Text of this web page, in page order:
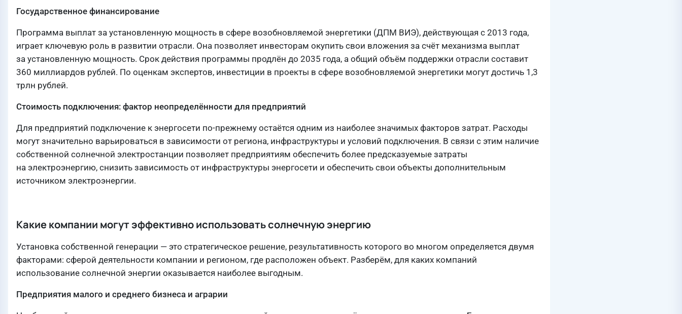
Государственное финансирование
Программа выплат за установленную мощность в сфере возобновляемой энергетики (ДПМ ВИЭ), действующая с 2013 года,
играет ключевую роль в развитии отрасли. Она позволяет инвесторам окупить свои вложения за счёт механизма выплат
за установленную мощность. Срок действия программы продлён до 2035 года, а общий объём поддержки отрасли составит
360 миллиардов рублей. По оценкам экспертов, инвестиции в проекты в сфере возобновляемой энергетики могут достичь 1,3
трлн рублей.
Стоимость подключения: фактор неопределённости для предприятий
Для предприятий подключение к энергосети по-прежнему остаётся одним из наиболее значимых факторов затрат. Расходы
могут значительно варьироваться в зависимости от региона, инфраструктуры и условий подключения. В связи с этим наличие
собственной солнечной электростанции позволяет предприятиям обеспечить более предсказуемые затраты
на электроэнергию, снизить зависимость от инфраструктуры энергосети и обеспечить свои объекты дополнительным
источником электроэнергии.
Какие компании могут эффективно использовать солнечную энергию
Установка собственной генерации — это стратегическое решение, результативность которого во многом определяется двумя
факторами: сферой деятельности компании и регионом, где расположен объект. Разберём, для каких компаний
использование солнечной энергии оказывается наиболее выгодным.
Предприятия малого и среднего бизнеса и аграрии